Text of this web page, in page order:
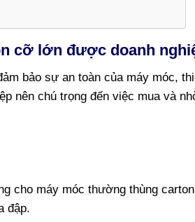
cỡ lớn được doanh
bảo sự an toàn của máy móc,
nên chú trọng đến việc mua và
cho máy móc thường thùng
đập.